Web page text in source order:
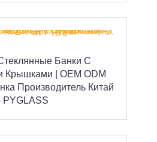
Банки С
Крышками | OEM ODM
Производитель Китай
PYGLASS